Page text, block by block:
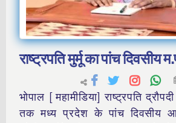
राष्ट्रपति मुर्मू का पांच दिवसीय
भोपाल [ महामीडिया] राष्ट्रपति
तक मध्य प्रदेश के पांच दिवसीय